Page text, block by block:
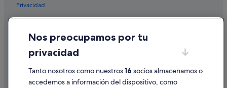
Las Rozas de Madrid hoteles
Móstoles hoteles
Campings de caravanas en Torrejón de Ardoz
Alcalá de Henares hoteles
Moteles en San Sebastián de los Reyes
Hoteles de esquí en Navacerrada
Privacidad
Condiciones de uso
Información legal/contacto
Pautas sobre el contenido y cómo denunciar contenido
Nos preocupamos por tu
privacidad
Tanto nosotros como nuestros16 socios almacenamos o
accedemos a información del dispositivo, como